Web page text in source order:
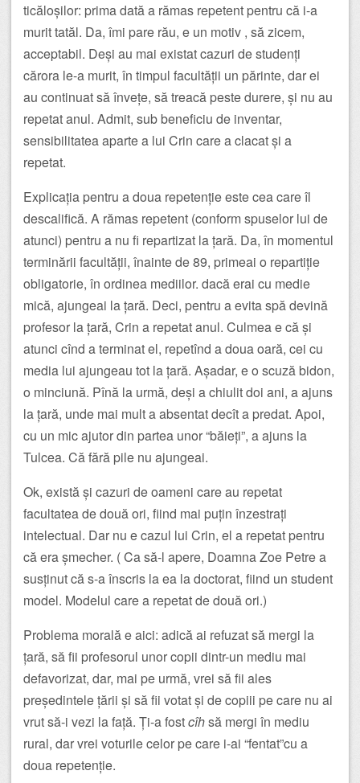
ticăloșilor: prima dată a rămas repetent pentru că i-a
murit tatăl. Da, îmi pare rău, e un motiv , să zicem,
acceptabil. Deși au mai existat cazuri de studenți
cărora le-a murit, în timpul facultății un părinte, dar ei
au continuat să învețe, să treacă peste durere, și nu au
repetat anul. Admit, sub beneficiu de inventar,
sensibilitatea aparte a lui Crin care a clacat și a
repetat.
Explicația pentru a doua repetenție este cea care îl
descalifică. A rămas repetent (conform spuselor lui de
atunci) pentru a nu fi repartizat la țară. Da, în momentul
terminării facultății, înainte de 89, primeai o repartiție
obligatorie, în ordinea mediilor. dacă erai cu medie
mică, ajungeai la țară. Deci, pentru a evita spă devină
profesor la țară, Crin a repetat anul. Culmea e că și
atunci cînd a terminat el, repetînd a doua oară, cei cu
media lui ajungeau tot la țară. Așadar, e o scuză bidon,
o minciună. Pînă la urmă, deși a chiulit doi ani, a ajuns
la țară, unde mai mult a absentat decît a predat. Apoi,
cu un mic ajutor din partea unor “băieți”, a ajuns la
Tulcea. Că fără pile nu ajungeai.
Ok, există și cazuri de oameni care au repetat
facultatea de două ori, fiind mai puțin înzestrați
intelectual. Dar nu e cazul lui Crin, el a repetat pentru
că era șmecher. ( Ca să-l apere, Doamna Zoe Petre a
susținut că s-a înscris la ea la doctorat, fiind un student
model. Modelul care a repetat de două ori.)
Problema morală e aici: adică ai refuzat să mergi la
țară, să fii profesorul unor copii dintr-un mediu mai
defavorizat, dar, mai pe urmă, vrei să fii ales
președintele țării și să fii votat și de copiii pe care nu ai
vrut să-i vezi la față. Ți-a fostcîhsă mergi în mediu
rural, dar vrei voturile celor pe care i-ai “fentat”cu a
doua repetenție.